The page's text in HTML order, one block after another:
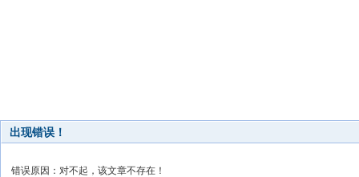
出现错误！
错误原因：对不起，该文章不存在！